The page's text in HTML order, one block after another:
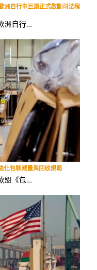
洲自行車巨頭正式啟動司法程
洲自行...
化包裝減量與回收規範
盟《包...